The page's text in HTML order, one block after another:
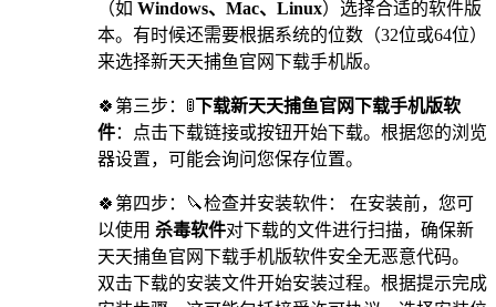
（如 Windows、Mac、Linux）选择合适的软件版
本。有时候还需要根据系统的位数（32位或64位）
来选择新天天捕鱼官网下载手机版。
🍀第三步：🚦下载新天天捕鱼官网下载手机版软
件：点击下载链接或按钮开始下载。根据您的浏览
器设置，可能会询问您保存位置。
🍀第四步：🔪检查并安装软件： 在安装前，您可
以使用 杀毒软件对下载的文件进行扫描，确保新
天天捕鱼官网下载手机版软件安全无恶意代码。
双击下载的安装文件开始安装过程。根据提示完成